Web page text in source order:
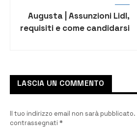
Augusta | Assunzioni Lidl,
requisiti e come candidarsi
LASCIA UN COMMENTO
Il tuo indirizzo email non sarà pubblicato.
contrassegnati *